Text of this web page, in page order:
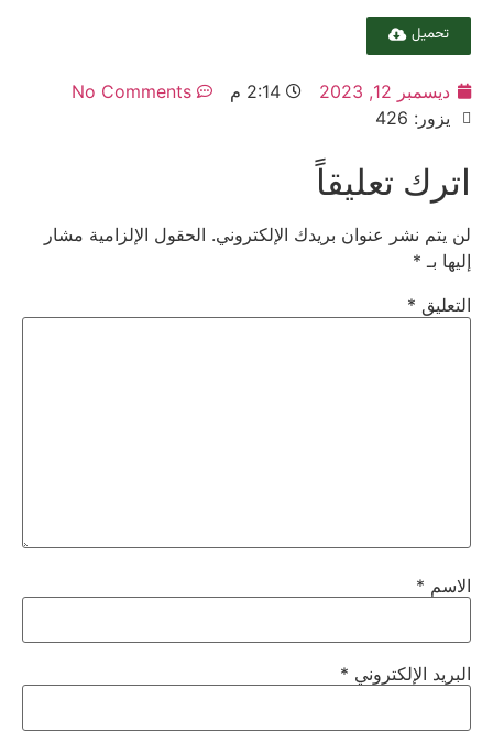
تحميل
ديسمبر 12, 2023 2:14 م
No Comments
يزور: 426
اترك تعليقاً
لن يتم نشر عنوان بريدك الإلكتروني. الحقول الإلزامية مشار
إليها بـ *
التعليق *
الاسم *
البريد الإلكتروني *